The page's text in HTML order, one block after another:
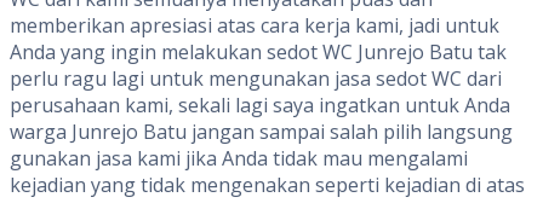
memberikan apresiasi atas cara kerja kami, jadi untuk
Anda yang ingin melakukan sedot WC Junrejo Batu tak
perlu ragu lagi untuk mengunakan jasa sedot WC dari
perusahaan kami, sekali lagi saya ingatkan untuk Anda
warga Junrejo Batu jangan sampai salah pilih langsung
gunakan jasa kami jika Anda tidak mau mengalami
kejadian yang tidak mengenakan seperti kejadian di atas